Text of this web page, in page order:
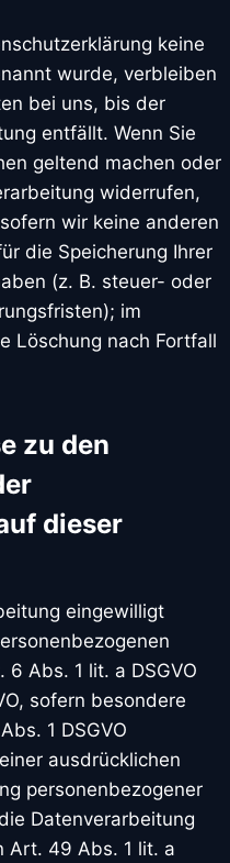
keine
wurde, verbleiben
bei uns, bis der
entfällt. Wenn Sie
geltend machen oder
widerrufen,
wir keine anderen
die Speicherung Ihrer
(z. B. steuer- oder
im
Löschung nach Fortfall
zu den
dieser
eingewilligt
Abs. 1 lit. a DSGVO
sofern besondere
1 DSGVO
ausdrücklichen
personenbezogener
Datenverarbeitung
Art. 49 Abs. 1 lit. a